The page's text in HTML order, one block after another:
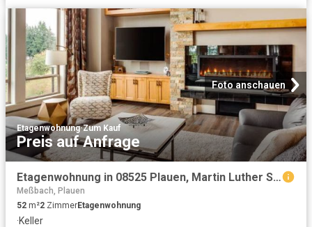
Foto anschauen
Etagenwohnung·Zum Kauf
Preis auf Anfrage
Etagenwohnung in 08525 Plauen, Martin Luther Str
Meßbach, Plauen
52 m²2 ZimmerEtagenwohnung
·Keller